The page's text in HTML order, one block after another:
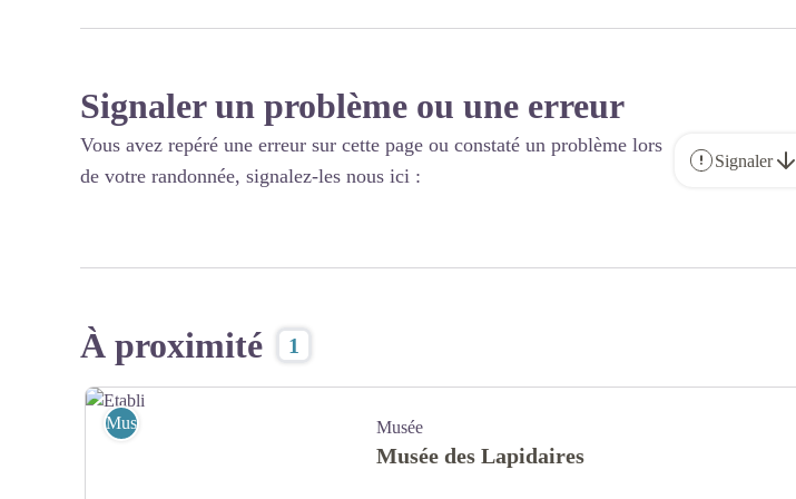
Signaler un problème ou une erreur
Vous avez repéré une erreur sur cette page ou constaté un problème lors
de votre randonnée, signalez-les nous ici :
Signaler
À proximité 1
Musée Musée
Musée des Lapidaires